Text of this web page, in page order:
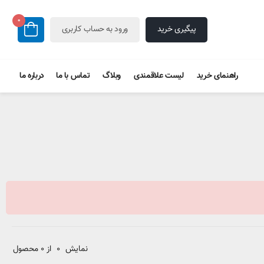
پیگیری خرید ورود به حساب کاربری
0
راهنمای خرید لیست علاقمندی وبلاگ تماس با ما درباره ما
نمایش 0 از 0 محصول